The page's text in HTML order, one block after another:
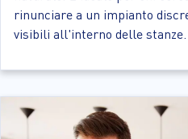
rinunciare a un impianto
visibili all'interno delle stanze.